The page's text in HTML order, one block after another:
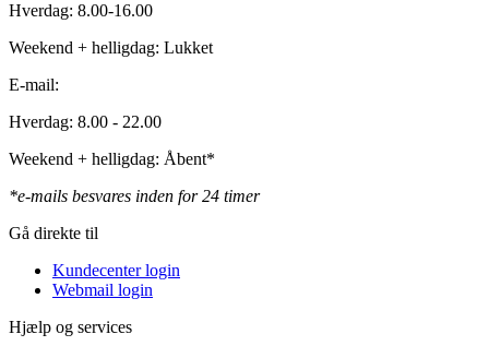
Hverdag: 8.00-16.00
Weekend + helligdag: Lukket
E-mail:
Hverdag: 8.00 - 22.00
Weekend + helligdag: Åbent*
*e-mails besvares inden for 24 timer
Gå direkte til
Kundecenter login
Webmail login
Hjælp og services